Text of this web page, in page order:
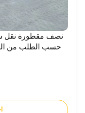
نصف مقطورة نقل
حسب الطلب من